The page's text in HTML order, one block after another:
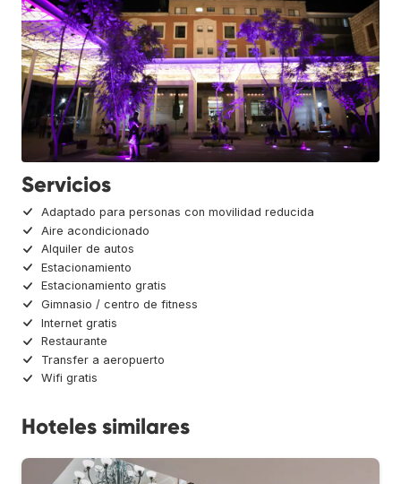
Servicios
Adaptado para personas con movilidad reducida
Aire acondicionado
Alquiler de autos
Estacionamiento
Estacionamiento gratis
Gimnasio / centro de fitness
Internet gratis
Restaurante
Transfer a aeropuerto
Wifi gratis
Hoteles similares